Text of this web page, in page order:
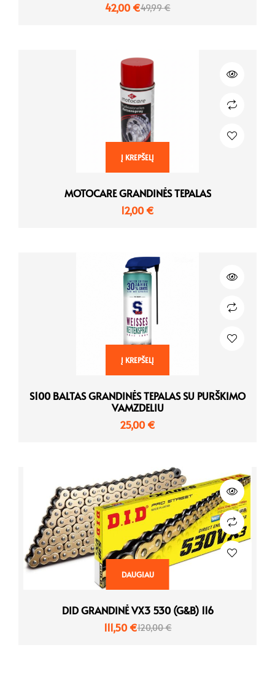
49,99€
42,00 €
Į KREPŠELĮ
MOTOCARE GRANDINĖS TEPALAS
12,00 €
Į KREPŠELĮ
S100 BALTAS GRANDINĖS TEPALAS SU PURŠKIMO
VAMZDELIU
25,00 €
DAUGIAU
DID GRANDINĖ VX3 530 (G&B) 116
120,00€
111,50 €